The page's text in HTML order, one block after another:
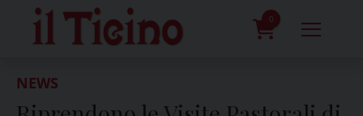
content
0
NEWS